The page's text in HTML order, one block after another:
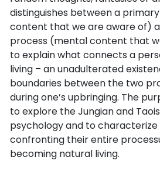
distinguishes between a
content that we are aware of)
process (mental content that
to explain what connects a
living – an unadulterated
boundaries between the two
during one’s upbringing. The
to explore the Jungian and
psychology and to characterize
confronting their entire
becoming natural living.